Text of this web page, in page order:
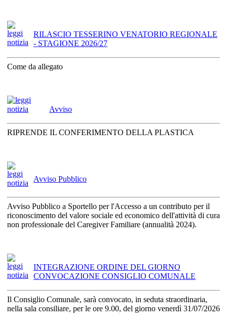
RILASCIO TESSERINO VENATORIO REGIONALE
- STAGIONE 2026/27
Come da allegato
Avviso
RIPRENDE IL CONFERIMENTO DELLA PLASTICA
Avviso Pubblico
Avviso Pubblico a Sportello per l'Accesso a un contributo per il
riconoscimento del valore sociale ed economico dell'attività di cura
non professionale del Caregiver Familiare (annualità 2024).
INTEGRAZIONE ORDINE DEL GIORNO
CONVOCAZIONE CONSIGLIO COMUNALE
Il Consiglio Comunale, sarà convocato, in seduta straordinaria,
nella sala consiliare, per le ore 9.00, del giorno venerdì 31/07/2026